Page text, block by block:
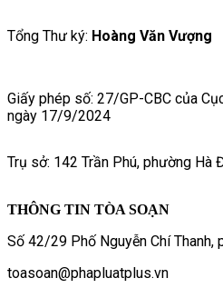
Tổng Thư ký: Hoàng Văn Vượng
Giấy phép số: 27/GP-CBC của
ngày 17/9/2024
Trụ sở: 142 Trần Phú, phường Hà
THÔNG TIN TÒA SOẠN
Số 42/29 Phố Nguyễn Chí Thanh,
toasoan@phapluatplus.vn